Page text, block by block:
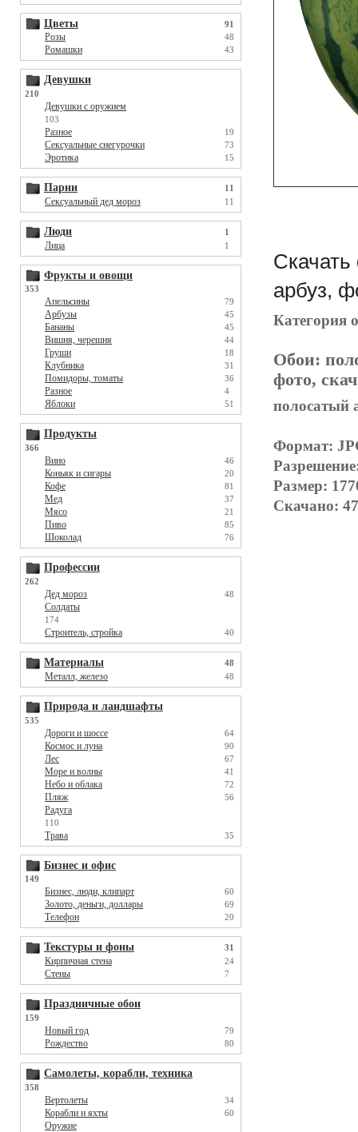
Цветы 91
Розы 48
Ромашки 43
Девушки
210
Девушки с оружием
103
Разное 19
Сексуальные снегурочки 73
Эротика 15
Парни 11
Сексуальный дед мороз 11
Люди 1
Лица 1
Фрукты и овощи
353
Апельсины 79
Арбузы 45
Бананы 45
Вишня, черешня 44
Груши 18
Клубника 31
Помидоры, томаты 36
Разное 4
Яблоки 51
Продукты
366
Вино 46
Коньяк и сигары 20
Кофе 81
Мед 37
Мясо 21
Пиво 85
Шоколад 76
Профессии
262
Дед мороз 48
Солдаты
174
Строитель, стройка 40
Материалы 48
Металл, железо 48
Природа и ландшафты
535
Дороги и шоссе 64
Космос и луна 90
Лес 67
Море и волны 41
Небо и облака 72
Пляж 56
Радуга
110
Трава 35
Бизнес и офис
149
Бизнес, люди, клипарт 60
Золото, деньги, доллары 69
Телефон 20
Текстуры и фоны 31
Кирпичная стена 24
Стены 7
Праздничные обои
159
Новый год 79
Рождество 80
Самолеты, корабли, техника
358
Вертолеты 34
Корабли и яхты 60
Оружие
Скачать
арбуз,
Категория
Обои:
фото,
полосатый
Формат:
Размер:
Скачано: